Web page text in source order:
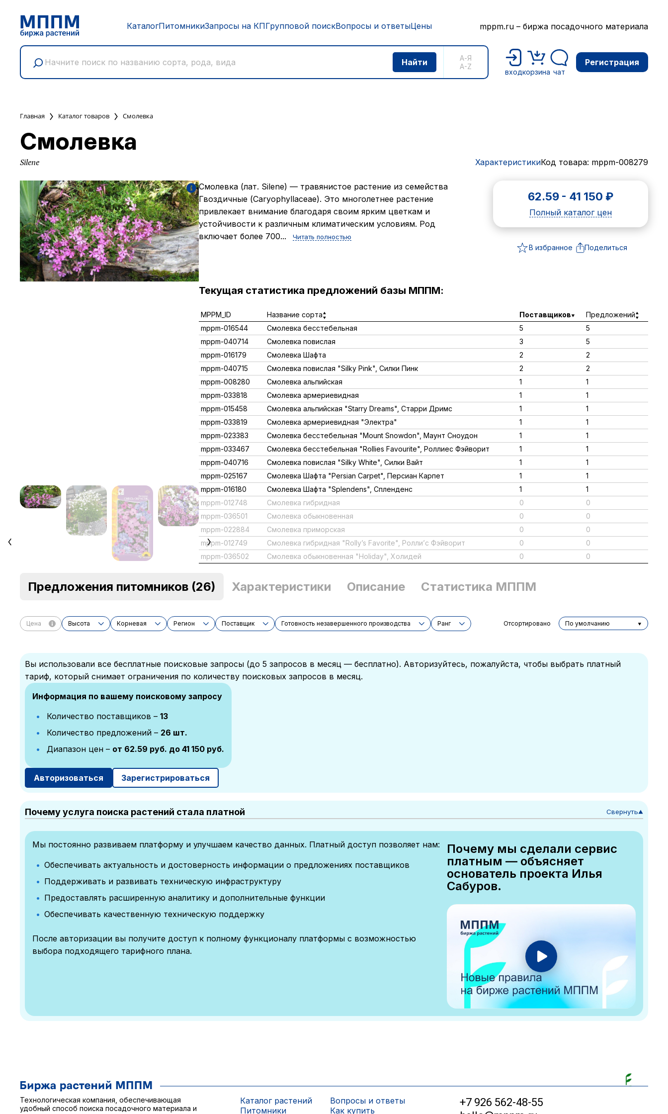
КаталогПитомникиЗапросы на КПГрупповой поискВопросы и ответыЦены mppm.ru – биржа посадочного материала
А-Я
A-Z
входкорзина чат
Регистрация
Главная Каталог товаров Смолевка
Смолевка
Silene ХарактеристикиКод товара: mppm-008279
Смолевка (лат. Silene) — травянистое растение из семейства
Гвоздичные (Caryophyllaceae). Это многолетнее растение
привлекает внимание благодаря своим ярким цветкам и
устойчивости к различным климатическим условиям. Род
включает более 700...
Читать полностью
62.59 - 41 150 ₽
Полный каталог цен
В избранное Поделиться
Текущая статистика предложений базы МППМ:
MPPM_ID Название сорта Поставщиков
Предложений
mppm-016544
Смолевка бесстебельная 5
5
mppm-040714
Смолевка повислая 3
5
mppm-016179
Смолевка Шафта 2
2
mppm-040715
Смолевка повислая "Silky Pink", Силки Пинк 2
2
mppm-008280
Смолевка альпийская 1
1
mppm-033818
Смолевка армериевидная 1
1
mppm-015458
Смолевка альпийская "Starry Dreams", Старри Дримс 1
1
mppm-033819
Смолевка армериевидная "Электра" 1
1
mppm-023383
Смолевка бесстебельная "Mount Snowdon", Маунт Сноудон 1
1
mppm-033467
Смолевка бесстебельная "Rollies Favourite", Роллиес Фэйворит 1
1
mppm-040716
Смолевка повислая "Silky White", Силки Вайт 1
1
mppm-025167
Смолевка Шафта "Persian Carpet", Персиан Карпет 1
1
mppm-016180
Смолевка Шафта "Splendens", Спленденс 1
1
mppm-012748
Смолевка гибридная 0
0
mppm-036501
Смолевка обыкновенная 0
0
mppm-022884
Смолевка приморская 0
0
mppm-012749
Смолевка гибридная "Rolly’s Favorite", Ролли’с Фэйворит 0
0
mppm-036502
Смолевка обыкновенная "Holiday", Холидей 0 0
Предложения питомников (26) Характеристики Описание Статистика МППМ
Цена Высота Корневая Регион Поставщик Готовность незавершенного производства Ранг Отсортировано По умолчанию
Вы использовали все бесплатные поисковые запросы (до 5 запросов в месяц — бесплатно). Авторизуйтесь, пожалуйста, чтобы выбрать платный
тариф, который снимает ограничения по количеству поисковых запросов в месяц.
Информация по вашему поисковому запросу
Количество поставщиков – 13
Количество предложений – 26 шт.
Диапазон цен – от 62.59 руб. до 41 150 руб.
Авторизоваться Зарегистрироваться
Почему услуга поиска растений стала платной Свернуть▼
Мы постоянно развиваем платформу и улучшаем качество данных. Платный доступ позволяет нам:
Обеспечивать актуальность и достоверность информации о предложениях поставщиков
Поддерживать и развивать техническую инфраструктуру
Предоставлять расширенную аналитику и дополнительные функции
Обеспечивать качественную техническую поддержку
После авторизации вы получите доступ к полному функционалу платформы с возможностью
выбора подходящего тарифного плана.
Почему мы сделали сервис
платным — объясняет
основатель проекта Илья
Сабуров.
Технологическая компания, обеспечивающая
удобный способ поиска посадочного материала и
Каталог растений
Питомники
Вопросы и ответы
Как купить
+7 926 562-48-55